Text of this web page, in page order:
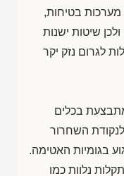
בטיחות,
שיטות ישנות
לגרום נזק יקר
בכלים
השחרור
בגומיות האטימה.
נלוות כמו